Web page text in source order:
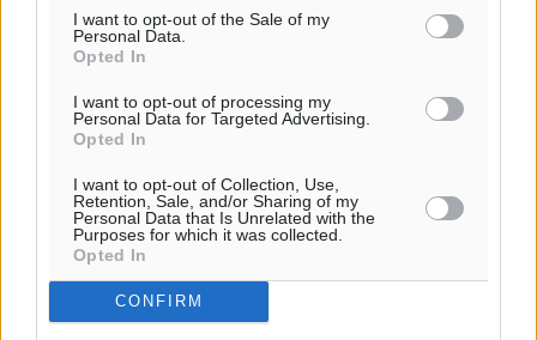
I want to opt-out of the Sale of my
Personal Data.
Opted In
I want to opt-out of processing my
Personal Data for Targeted Advertising.
Opted In
I want to opt-out of Collection, Use,
Retention, Sale, and/or Sharing of my
Personal Data that Is Unrelated with the
Purposes for which it was collected.
Opted In
CONFIRM
Τοπικές Ειδήσεις• πριν 4 ώρες
νέα σελίδα στον πολιτισμό
Πολιτιστικά
Άμεσα μέτρα για την ενίσχυση του Νοσοκομείου
Ρόδου και αντιμετώπιση των ελλείψεων προσωπικού
ανακοίνωσε ο Άδωνις Γεωργιάδης
Τοπικές Ειδήσεις• πριν 5 ώρες